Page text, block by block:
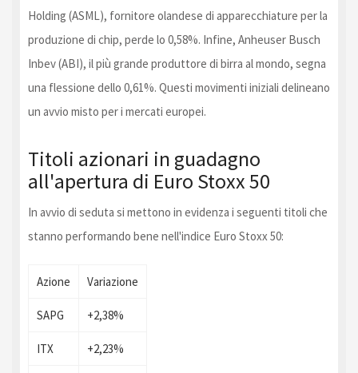
Holding (ASML), fornitore olandese di apparecchiature per la
produzione di chip, perde lo 0,58%. Infine, Anheuser Busch
Inbev (ABI), il più grande produttore di birra al mondo, segna
una flessione dello 0,61%. Questi movimenti iniziali delineano
un avvio misto per i mercati europei.
Titoli azionari in guadagno
all'apertura di Euro Stoxx 50
In avvio di seduta si mettono in evidenza i seguenti titoli che
stanno performando bene nell'indice Euro Stoxx 50:
Azione Variazione
SAPG +2,38%
ITX +2,23%